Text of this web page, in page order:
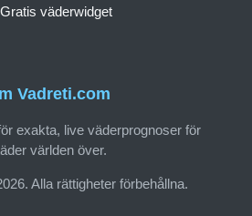
Vadreti.com
exakta, live väderprognoser för
världen över.
Alla rättigheter förbehållna.
väderwidget